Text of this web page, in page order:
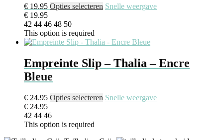
€ 19.95 Opties selecteren Snelle weergave
€ 19.95
42 44 46 48 50
This option is required
Empreinte Slip – Thalia – Encre
Bleue
€ 24.95 Opties selecteren Snelle weergave
€ 24.95
42 44 46
This option is required